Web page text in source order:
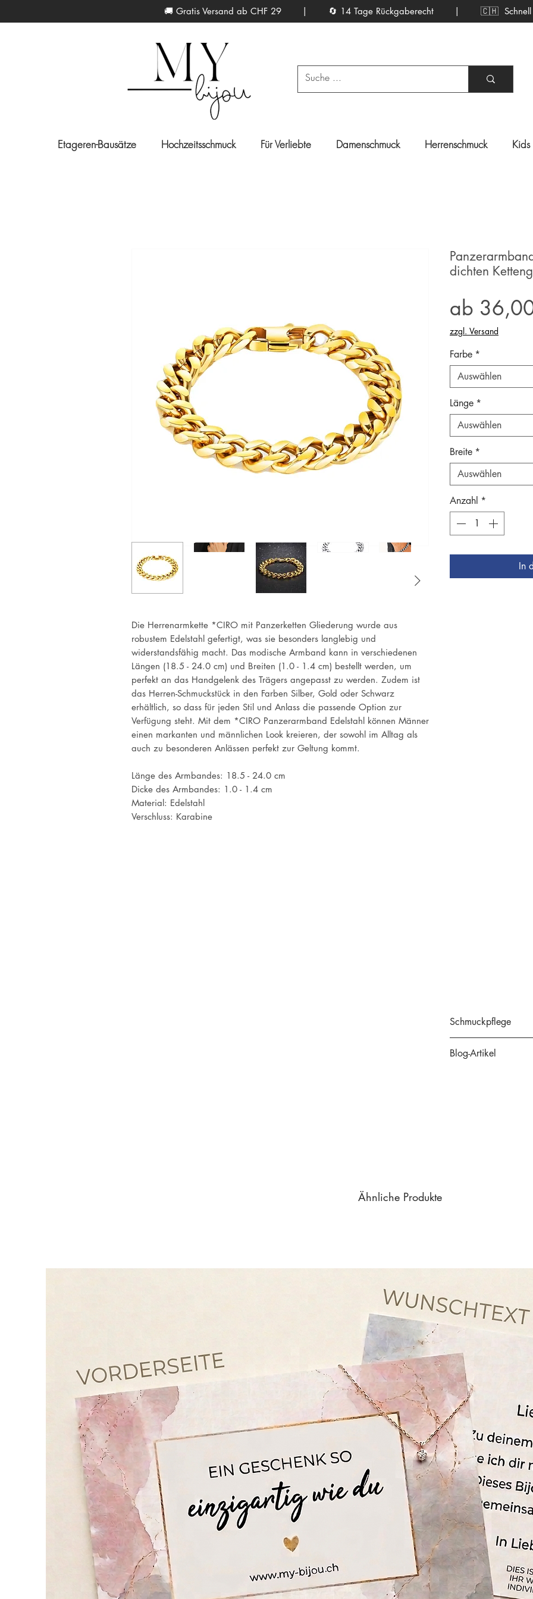
🚚 Gratis Versand ab CHF 29 | 🔄 14 Tage Rückgaberecht | 🇨🇭 Schnell
Etageren-Bausätze Hochzeitsschmuck Für Verliebte Damenschmuck Herrenschmuck Kids
Die Herrenarmkette *CIRO mit Panzerketten Gliederung wurde aus
robustem Edelstahl gefertigt, was sie besonders langlebig und
widerstandsfähig macht. Das modische Armband kann in verschiedenen
Längen (18.5 - 24.0 cm) und Breiten (1.0 - 1.4 cm) bestellt werden, um
perfekt an das Handgelenk des Trägers angepasst zu werden. Zudem ist
das Herren-Schmuckstück in den Farben Silber, Gold oder Schwarz
erhältlich, so dass für jeden Stil und Anlass die passende Option zur
Verfügung steht. Mit dem *CIRO Panzerarmband Edelstahl können Männer
einen markanten und männlichen Look kreieren, der sowohl im Alltag als
auch zu besonderen Anlässen perfekt zur Geltung kommt.
Länge des Armbandes: 18.5 - 24.0 cm
Dicke des Armbandes: 1.0 - 1.4 cm
Material: Edelstahl
Verschluss: Karabine
dichten
ab
zzgl. Versand
Farbe *
Auswählen
Länge *
Auswählen
Breite *
Auswählen
Anzahl *
In
Schmuckpflege
Blog-Artikel
Ähnliche Produkte